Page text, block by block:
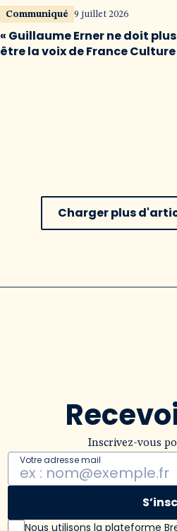
Communiqué 9 juillet 2026
« Guillaume Erner ne doit plus
être la voix de France Culture
Charger plus
Inscrivez-vous
Votre adresse mail
Nous utilisons la plateforme